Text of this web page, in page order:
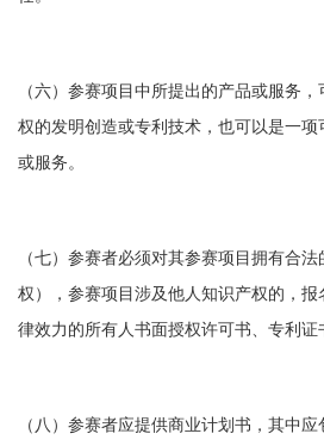
（六）参赛项目中所提出的产品或服务
权的发明创造或专利技术，也可以是一
或服务。
（七）参赛者必须对其参赛项目拥有合
权），参赛项目涉及他人知识产权的，
律效力的所有人书面授权许可书、专利证
（八）参赛者应提供商业计划书，其中